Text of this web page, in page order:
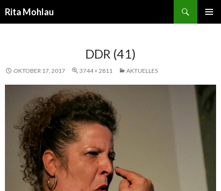
Rita Mohlau
DDR (41)
OKTOBER 17, 2017 3744 × 2811 AKTUELLES